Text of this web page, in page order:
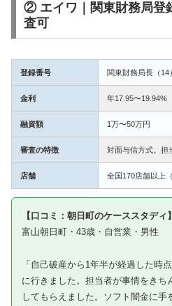
② エイワ｜関東財務局登
査可
登録番号 関東財務局長（14
金利 年17.95〜19.94%
融資額 1万〜50万円
審査の特徴 対面与信方式。担
店舗 全国170店舗以上
【口コミ：朝日町のケーススタディ】
富山朝日町・43歳・自営業・男性
「自己破産から1年半が経過した時
に行きました。担当者が事情をきち
してもらえました。ソフト闇金に手